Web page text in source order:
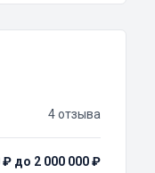
4 отзыва
₽ до 2 000 000 ₽